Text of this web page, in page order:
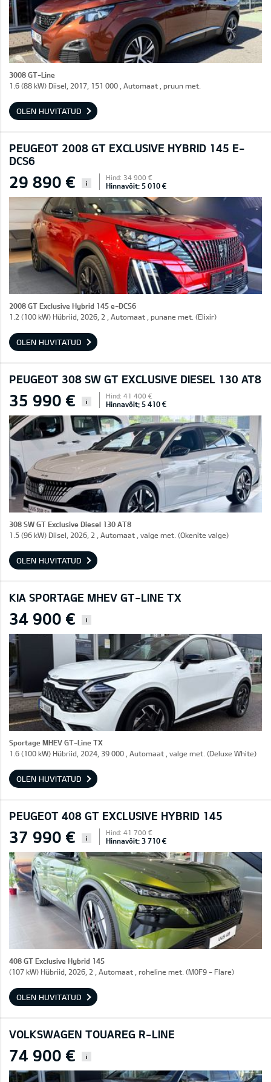
3008 GT-Line
1.6 (88 kW) Diisel, 2017, 151 000 , Automaat , pruun met.
OLEN HUVITATUD
PEUGEOT 2008 GT EXCLUSIVE HYBRID 145 E-
DCS6
29 890 € i
Hind: 34 900 €
Hinnavõit: 5 010 €
2008 GT Exclusive Hybrid 145 e-DCS6
1.2 (100 kW) Hübriid, 2026, 2 , Automaat , punane met. (Elixir)
OLEN HUVITATUD
PEUGEOT 308 SW GT EXCLUSIVE DIESEL 130 AT8
35 990 € i
Hind: 41 400 €
Hinnavõit: 5 410 €
308 SW GT Exclusive Diesel 130 AT8
1.5 (96 kW) Diisel, 2026, 2 , Automaat , valge met. (Okenite valge)
OLEN HUVITATUD
KIA SPORTAGE MHEV GT-LINE TX
34 900 € i
Sportage MHEV GT-Line TX
1.6 (100 kW) Hübriid, 2024, 39 000 , Automaat , valge met. (Deluxe White)
OLEN HUVITATUD
PEUGEOT 408 GT EXCLUSIVE HYBRID 145
37 990 € i
Hind: 41 700 €
Hinnavõit: 3 710 €
408 GT Exclusive Hybrid 145
(107 kW) Hübriid, 2026, 2 , Automaat , roheline met. (M0F9 - Flare)
OLEN HUVITATUD
VOLKSWAGEN TOUAREG R-LINE
74 900 € i